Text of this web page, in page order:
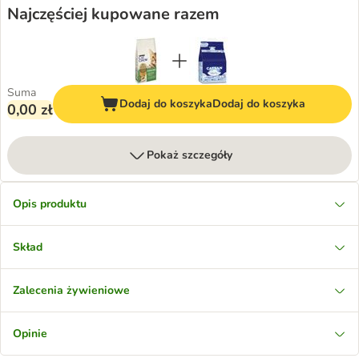
Najczęściej kupowane razem
Suma
0,00 zł Dodaj do koszykaDodaj do koszyka
Pokaż szczegóły
Opis produktu
Skład
Zalecenia żywieniowe
Opinie